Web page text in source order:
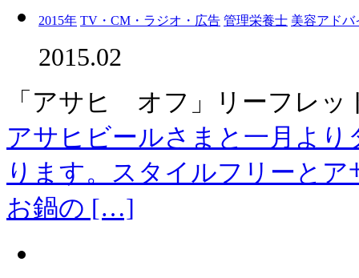
2015年 TV・CM・ラジオ・広告 管理栄養士 美容アドバ
2015.02
「アサヒ オフ」リーフレッ
アサヒビールさまと一月よ
ります。スタイルフリーと
お鍋の […]